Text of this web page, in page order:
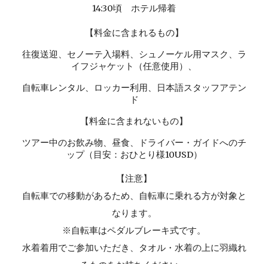
14:30頃 ホテル帰着
【料金に含まれるもの】
往復送迎、セノーテ入場料、シュノーケル用マスク、ラ
イフジャケット（任意使用）、
自転車レンタル、ロッカー利用、日本語スタッフアテン
ド
【料金に含まれないもの】
ツアー中のお飲み物、昼食、ドライバー・ガイドへのチ
ップ（目安：おひとり様10USD）
【注意】
自転車での移動があるため、自転車に乗れる方が対象と
なります。
※自転車はペダルブレーキ式です。
水着着用でご参加いただき、タオル・水着の上に羽織れ